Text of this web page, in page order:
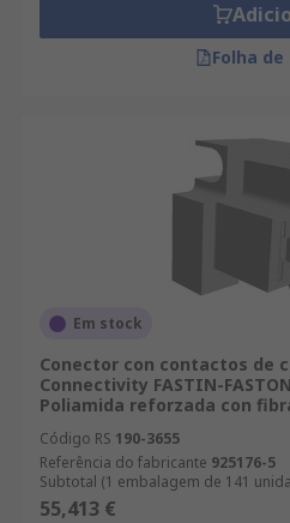
Folha de
Em stock
Conector con contactos de
Connectivity FASTIN-
Poliamida reforzada con
Código RS 190-3655
Referência do fabricante 925176-5
Subtotal (1 embalagem de 141
55,413 €